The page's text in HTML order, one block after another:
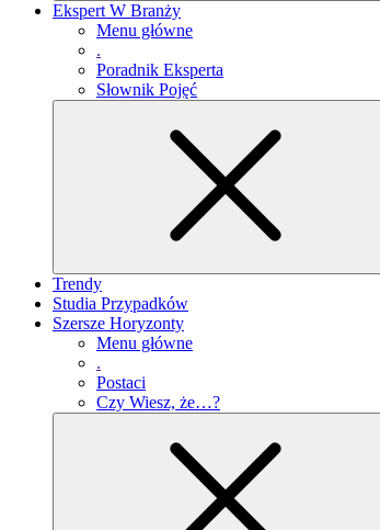
Ekspert W Branży
Menu główne
.
Poradnik Eksperta
Słownik Pojęć
Trendy
Studia Przypadków
Szersze Horyzonty
Menu główne
.
Postaci
Czy Wiesz, że…?